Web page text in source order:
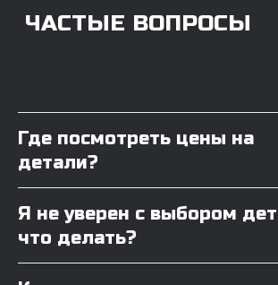
Где посмотреть цены на
детали?
Я не уверен с выбором
что делать?